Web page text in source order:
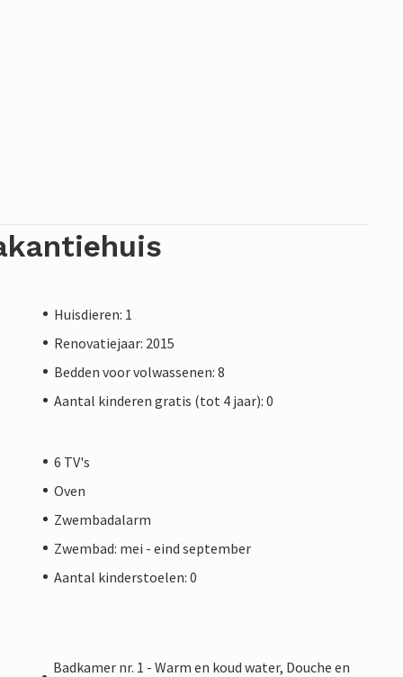
Huisdieren: 1
Renovatiejaar: 2015
Bedden voor volwassenen: 8
Aantal kinderen gratis (tot 4 jaar): 0
6 TV's
Oven
Zwembadalarm
Zwembad: mei - eind september
Aantal kinderstoelen: 0
Badkamer nr. 1 - Warm en koud water, Douche en